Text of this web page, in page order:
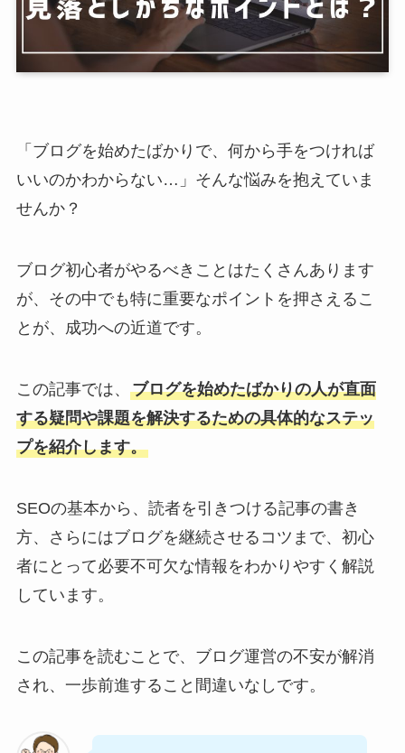
「ブログを始めたばかりで、何から手をつければ
いいのかわからない…」そんな悩みを抱えていま
せんか？
ブログ初心者がやるべきことはたくさんあります
が、その中でも特に重要なポイントを押さえるこ
とが、成功への近道です。
この記事では、 ブログを始めたばかりの人が直面
する疑問や課題を解決するための具体的なステッ
プを紹介します。
SEOの基本から、読者を引きつける記事の書き
方、さらにはブログを継続させるコツまで、初心
者にとって必要不可欠な情報をわかりやすく解説
しています。
この記事を読むことで、ブログ運営の不安が解消
され、一歩前進すること間違いなしです。